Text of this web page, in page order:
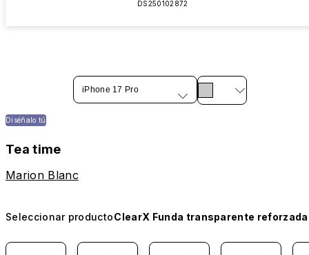
DS250102872
iPhone 17 Pro
Diséñalo tú
Tea time
Marion Blanc
Seleccionar productoClearX Funda transparente reforzada